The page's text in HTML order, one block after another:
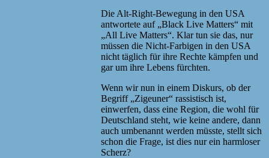
Die Alt-Right-Bewegung in den USA
antwortete auf „Black Live Matters“ mit
„All Live Matters“. Klar tun sie das, nur
müssen die Nicht-Farbigen in den USA
nicht täglich für ihre Rechte kämpfen und
gar um ihre Lebens fürchten.
Wenn wir nun in einem Diskurs, ob der
Begriff „Zigeuner“ rassistisch ist,
einwerfen, dass eine Region, die wohl für
Deutschland steht, wie keine andere, dann
auch umbenannt werden müsste, stellt sich
schon die Frage, ist dies nur ein harmloser
Scherz?